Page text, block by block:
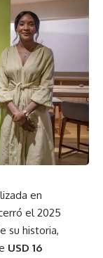
en
el 2025
su historia,
USD 16